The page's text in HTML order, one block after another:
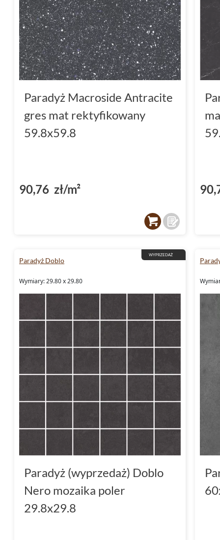
Paradyż Macroside Antracite
gres mat rektyfikowany
59.8x59.8
90,76 zł/m²
WYPRZEDAŻ
Paradyż Doblo
Wymiary: 29.80 x 29.80
Paradyż (wyprzedaż) Doblo
Nero mozaika poler
29.8x29.8